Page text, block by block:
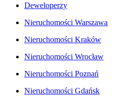
Deweloperzy
Nieruchomości Warszawa
Nieruchomości Kraków
Nieruchomości Wrocław
Nieruchomości Poznań
Nieruchomości Gdańsk